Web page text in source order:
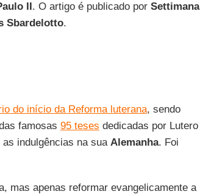
II. O artigo é publicado por Settimana
Sbardelotto.
do início da Reforma luterana, sendo
famosas 95 teses dedicadas por Lutero
indulgências na sua Alemanha. Foi
mas apenas reformar evangelicamente a